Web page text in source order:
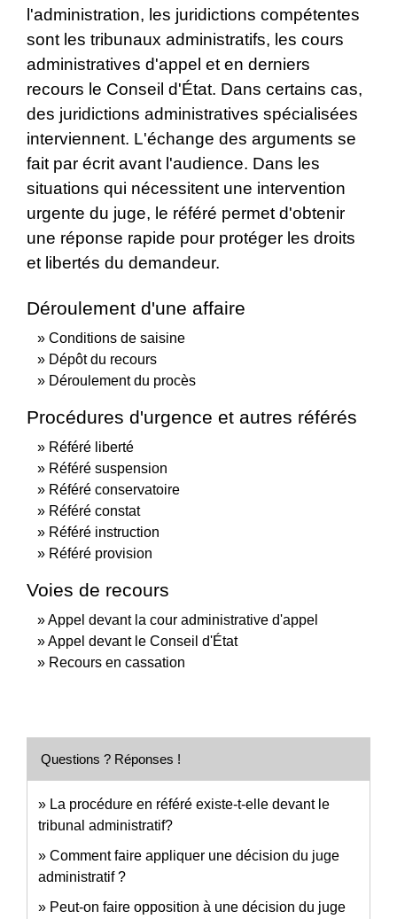
l'administration, les juridictions compétentes
sont les tribunaux administratifs, les cours
administratives d'appel et en derniers
recours le Conseil d'État. Dans certains cas,
des juridictions administratives spécialisées
interviennent. L'échange des arguments se
fait par écrit avant l'audience. Dans les
situations qui nécessitent une intervention
urgente du juge, le référé permet d'obtenir
une réponse rapide pour protéger les droits
et libertés du demandeur.
Déroulement d'une affaire
Conditions de saisine
Dépôt du recours
Déroulement du procès
Procédures d'urgence et autres référés
Référé liberté
Référé suspension
Référé conservatoire
Référé constat
Référé instruction
Référé provision
Voies de recours
Appel devant la cour administrative d'appel
Appel devant le Conseil d'État
Recours en cassation
Questions ? Réponses !
La procédure en référé existe-t-elle devant le
tribunal administratif?
Comment faire appliquer une décision du juge
administratif ?
Peut-on faire opposition à une décision du juge